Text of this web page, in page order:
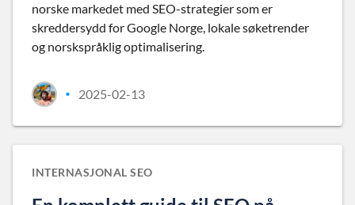
norske markedet med SEO-strategier som er
skreddersydd for Google Norge, lokale søketrender
og norskspråklig optimalisering.
• 2025-02-13
INTERNASJONAL SEO